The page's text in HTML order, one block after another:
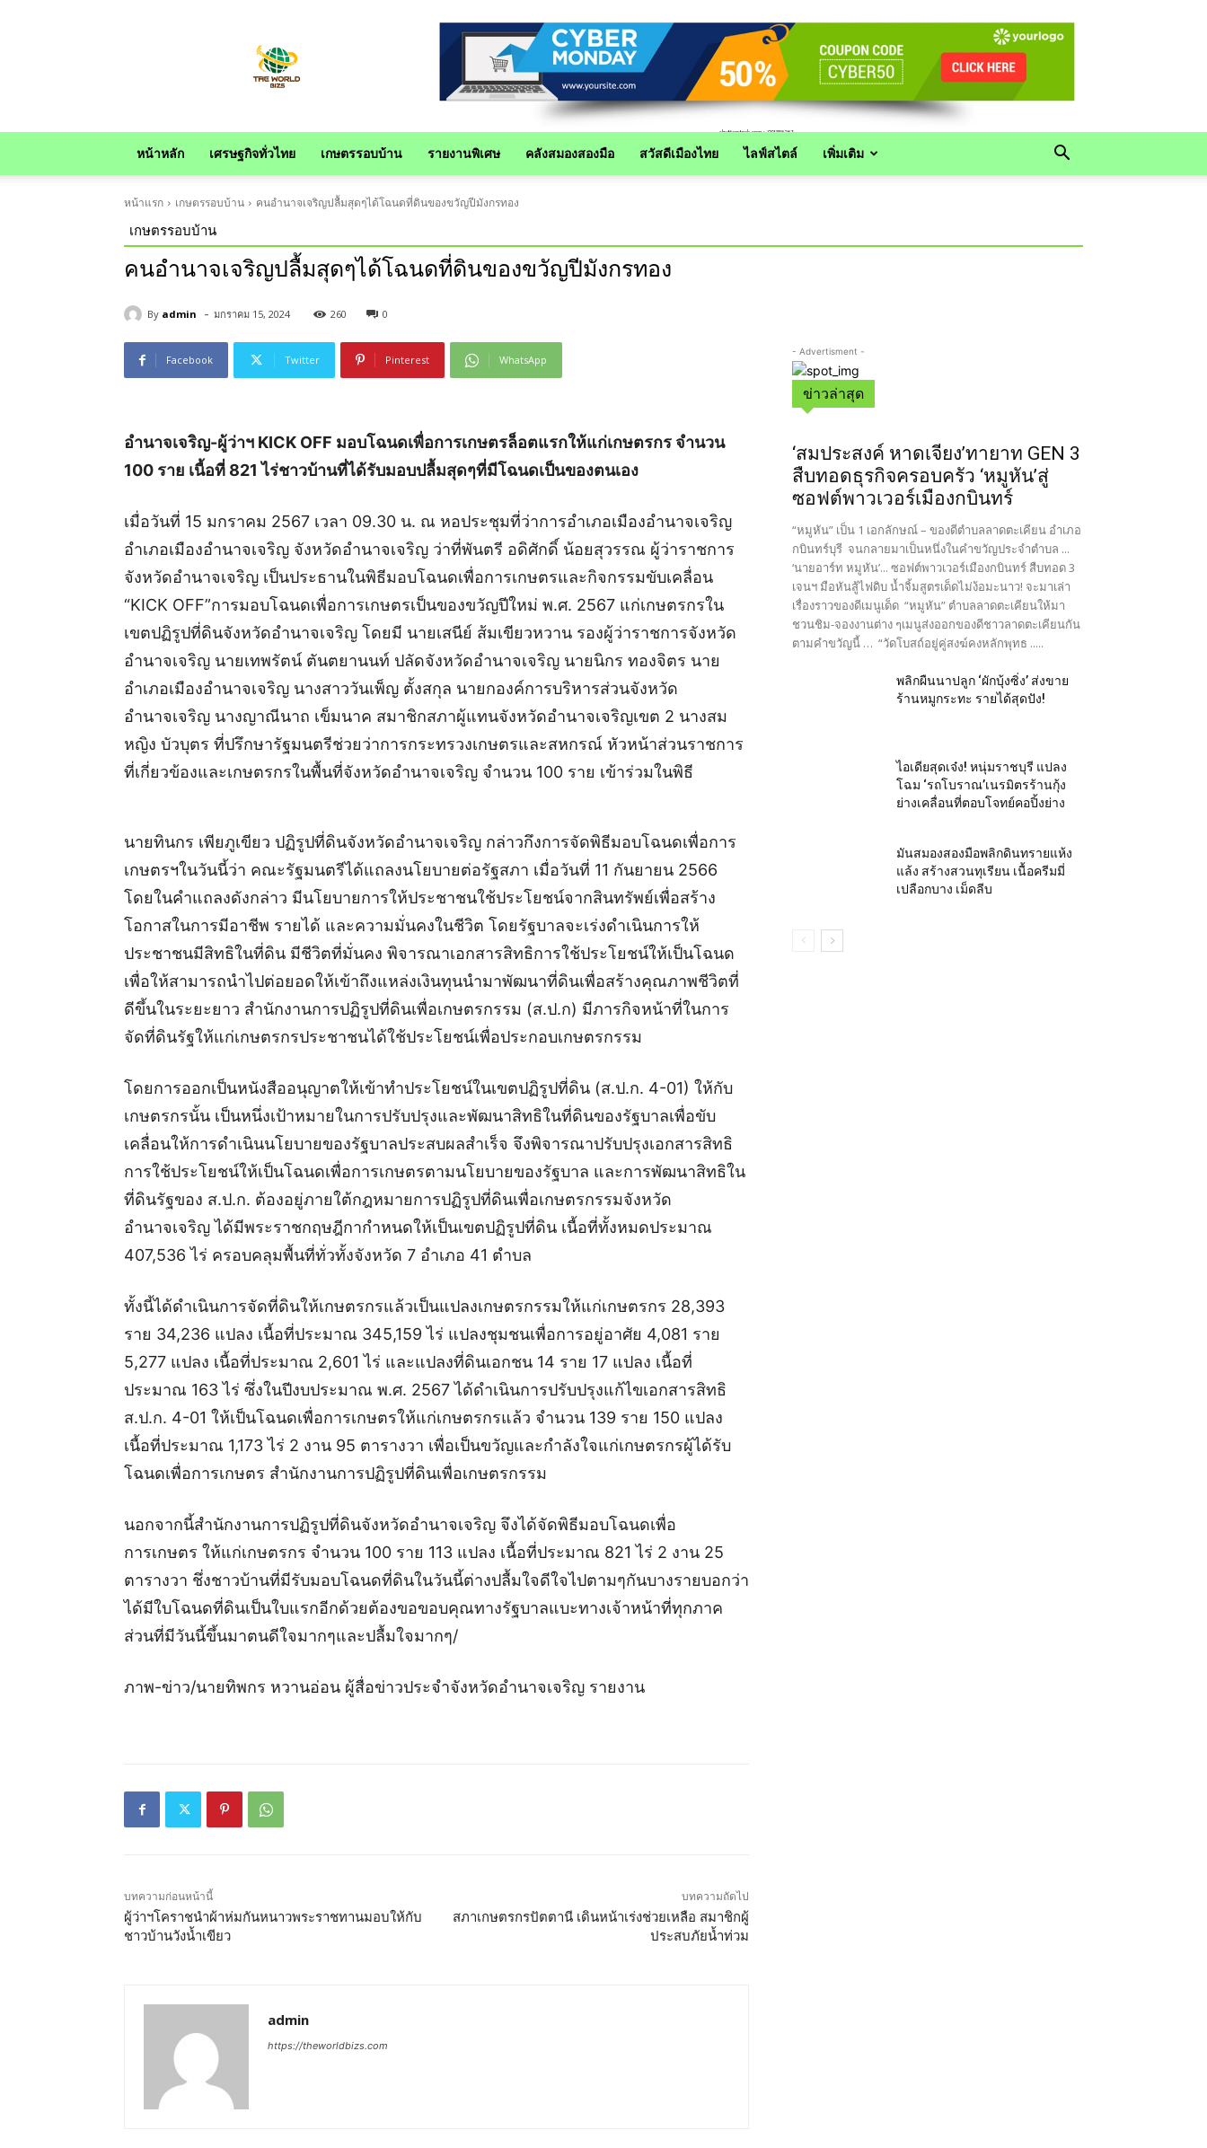
หน้าหลัก เศรษฐกิจทั่วไทย เกษตรรอบบ้าน รายงานพิเศษ คลังสมองสองมือ สวัสดีเมืองไทย ไลฟ์สไตล์ เพิ่มเติม
หน้าแรก เกษตรรอบบ้าน คนอำนาจเจริญปลื้มสุดๆได้โฉนดที่ดินของขวัญปีมังกรทอง
เกษตรรอบบ้าน
คนอำนาจเจริญปลื้มสุดๆได้โฉนดที่ดินของขวัญปีมังกรทอง
By admin - มกราคม 15, 2024 260 0
Facebook Twitter Pinterest WhatsApp
อำนาจเจริญ-ผู้ว่าฯ KICK OFF มอบโฉนดเพื่อการเกษตรล็อตแรกให้แก่เกษตรกร จำนวน
100 ราย เนื้อที่ 821 ไร่ชาวบ้านที่ได้รับมอบปลื้มสุดๆที่มีโฉนดเป็นของตนเอง
เมื่อวันที่ 15 มกราคม 2567 เวลา 09.30 น. ณ หอประชุมที่ว่าการอำเภอเมืองอำนาจเจริญ
อำเภอเมืองอำนาจเจริญ จังหวัดอำนาจเจริญ ว่าที่พันตรี อดิศักดิ์ น้อยสุวรรณ ผู้ว่าราชการ
จังหวัดอำนาจเจริญ เป็นประธานในพิธีมอบโฉนดเพื่อการเกษตรและกิจกรรมขับเคลื่อน
“KICK OFF”การมอบโฉนดเพื่อการเกษตรเป็นของขวัญปีใหม่ พ.ศ. 2567 แก่เกษตรกรใน
เขตปฏิรูปที่ดินจังหวัดอำนาจเจริญ โดยมี นายเสนีย์ ส้มเขียวหวาน รองผู้ว่าราชการจังหวัด
อำนาจเจริญ นายเทพรัตน์ ตันตยานนท์ ปลัดจังหวัดอำนาจเจริญ นายนิกร ทองจิตร นาย
อำเภอเมืองอำนาจเจริญ นางสาววันเพ็ญ ตั้งสกุล นายกองค์การบริหารส่วนจังหวัด
อำนาจเจริญ นางญาณีนาถ เข็มนาค สมาชิกสภาผู้แทนจังหวัดอำนาจเจริญเขต 2 นางสม
หญิง บัวบุตร ที่ปรึกษารัฐมนตรีช่วยว่าการกระทรวงเกษตรและสหกรณ์ หัวหน้าส่วนราชการ
ที่เกี่ยวข้องและเกษตรกรในพื้นที่จังหวัดอำนาจเจริญ จำนวน 100 ราย เข้าร่วมในพิธี
นายทินกร เพียภูเขียว ปฏิรูปที่ดินจังหวัดอำนาจเจริญ กล่าวกึงการจัดพิธีมอบโฉนดเพื่อการ
เกษตรฯในวันนี้ว่า คณะรัฐมนตรีได้แถลงนโยบายต่อรัฐสภา เมื่อวันที่ 11 กันยายน 2566
โดยในคำแถลงดังกล่าว มีนโยบายการให้ประชาชนใช้ประโยชน์จากสินทรัพย์เพื่อสร้าง
โอกาสในการมีอาชีพ รายได้ และความมั่นคงในชีวิต โดยรัฐบาลจะเร่งดำเนินการให้
ประชาชนมีสิทธิในที่ดิน มีชีวิตที่มั่นคง พิจารณาเอกสารสิทธิการใช้ประโยชน์ให้เป็นโฉนด
เพื่อให้สามารถนำไปต่อยอดให้เข้าถึงแหล่งเงินทุนนำมาพัฒนาที่ดินเพื่อสร้างคุณภาพชีวิตที่
ดีขึ้นในระยะยาว สำนักงานการปฏิรูปที่ดินเพื่อเกษตรกรรม (ส.ป.ก) มีภารกิจหน้าที่ในการ
จัดที่ดินรัฐให้แก่เกษตรกรประชาชนได้ใช้ประโยชน์เพื่อประกอบเกษตรกรรม
โดยการออกเป็นหนังสืออนุญาตให้เข้าทำประโยชน์ในเขตปฏิรูปที่ดิน (ส.ป.ก. 4-01) ให้กับ
เกษตรกรนั้น เป็นหนึ่งเป้าหมายในการปรับปรุงและพัฒนาสิทธิในที่ดินของรัฐบาลเพื่อขับ
เคลื่อนให้การดำเนินนโยบายของรัฐบาลประสบผลสำเร็จ จึงพิจารณาปรับปรุงเอกสารสิทธิ
การใช้ประโยชน์ให้เป็นโฉนดเพื่อการเกษตรตามนโยบายของรัฐบาล และการพัฒนาสิทธิใน
ที่ดินรัฐของ ส.ป.ก. ต้องอยู่ภายใต้กฎหมายการปฏิรูปที่ดินเพื่อเกษตรกรรมจังหวัด
อำนาจเจริญ ได้มีพระราชกฤษฎีกากำหนดให้เป็นเขตปฏิรูปที่ดิน เนื้อที่ทั้งหมดประมาณ
407,536 ไร่ ครอบคลุมพื้นที่ทั่วทั้งจังหวัด 7 อำเภอ 41 ตำบล
ทั้งนี้ได้ดำเนินการจัดที่ดินให้เกษตรกรแล้วเป็นแปลงเกษตรกรรมให้แก่เกษตรกร 28,393
ราย 34,236 แปลง เนื้อที่ประมาณ 345,159 ไร่ แปลงชุมชนเพื่อการอยู่อาศัย 4,081 ราย
5,277 แปลง เนื้อที่ประมาณ 2,601 ไร่ และแปลงที่ดินเอกชน 14 ราย 17 แปลง เนื้อที่
ประมาณ 163 ไร่ ซึ่งในปีงบประมาณ พ.ศ. 2567 ได้ดำเนินการปรับปรุงแก้ไขเอกสารสิทธิ
ส.ป.ก. 4-01 ให้เป็นโฉนดเพื่อการเกษตรให้แก่เกษตรกรแล้ว จำนวน 139 ราย 150 แปลง
เนื้อที่ประมาณ 1,173 ไร่ 2 งาน 95 ตารางวา เพื่อเป็นขวัญและกำลังใจแก่เกษตรกรผู้ได้รับ
โฉนดเพื่อการเกษตร สำนักงานการปฏิรูปที่ดินเพื่อเกษตรกรรม
นอกจากนี้สำนักงานการปฏิรูปที่ดินจังหวัดอำนาจเจริญ จึงได้จัดพิธีมอบโฉนดเพื่อ
การเกษตร ให้แก่เกษตรกร จำนวน 100 ราย 113 แปลง เนื้อที่ประมาณ 821 ไร่ 2 งาน 25
ตารางวา ชึ่งชาวบ้านที่มีรับมอบโฉนดที่ดินในวันนี้ต่างปลื้มใจดีใจไปตามๆกันบางรายบอกว่า
ได้มีใบโฉนดที่ดินเป็นใบแรกอีกด้วยต้องขอขอบคุณทางรัฐบาลแบะทางเจ้าหน้าที่ทุกภาค
ส่วนที่มีวันนี้ขึ้นมาตนดีใจมากๆและปลื้มใจมากๆ/
ภาพ-ข่าว/นายทิพกร หวานอ่อน ผู้สื่อข่าวประจำจังหวัดอำนาจเจริญ รายงาน
บทความก่อนหน้านี้
ผู้ว่าฯโคราชนำผ้าห่มกันหนาวพระราชทานมอบให้กับ
ชาวบ้านวังน้ำเขียว
บทความถัดไป
สภาเกษตรกรปัตตานี เดินหน้าเร่งช่วยเหลือ สมาชิกผู้
ประสบภัยน้ำท่วม
admin
https://theworldbizs.com
- Advertisment -
ข่าวล่าสุด
‘สมประสงค์ หาดเจียง’ทายาท GEN 3
สืบทอดธุรกิจครอบครัว ‘หมูหัน’สู่
ซอฟต์พาวเวอร์เมืองกบินทร์
“หมูหัน” เป็น 1 เอกลักษณ์ – ของดีตำบลลาดตะเคียน อำเภอ
กบินทร์บุรี จนกลายมาเป็นหนึ่งในคำขวัญประจำตำบล ...
‘นายอาร์ท หมูหัน’... ซอฟต์พาวเวอร์เมืองกบินทร์ สืบทอด 3
เจนฯ มือหันสู้ไฟดิบ น้ำจิ้มสูตรเด็ดไม่ง้อมะนาว! จะมาเล่า
เรื่องราวของดีเมนูเด็ด “หมูหัน” ตำบลลาดตะเคียนให้มา
ชวนชิม-จองงานต่าง ๆเมนูส่งออกของดีชาวลาดตะเคียนกัน
ตามคำขวัญนี้ … “วัดโบสถ์อยู่คู่สงฆ์คงหลักพุทธ .....
พลิกผืนนาปลูก ‘ผักบุ้งซิ่ง’ ส่งขาย
ร้านหมูกระทะ รายได้สุดปัง!
ไอเดียสุดเจ๋ง! หนุ่มราชบุรี แปลง
โฉม ‘รถโบราณ’เนรมิตรร้านกุ้ง
ย่างเคลื่อนที่ตอบโจทย์คอปิ้งย่าง
มันสมองสองมือพลิกดินทรายแห้ง
แล้ง สร้างสวนทุเรียน เนื้อครีมมี่
เปลือกบาง เม็ดลีบ